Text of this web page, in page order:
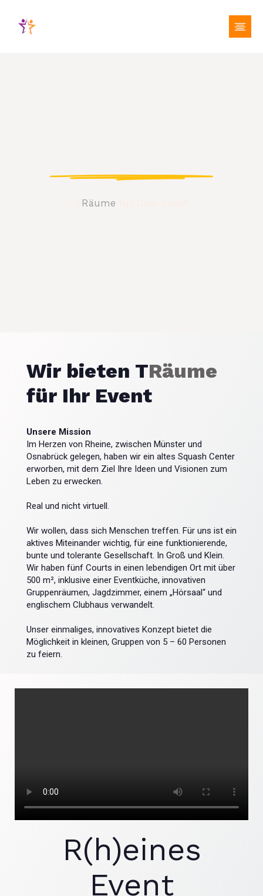
R(h)eines Event
Räume
Wir bieten TRäume
für Ihr Event
Unsere Mission
Im Herzen von Rheine, zwischen Münster und
Osnabrück gelegen, haben wir ein altes Squash Center
erworben, mit dem Ziel Ihre Ideen und Visionen zum
Leben zu erwecken.
Real und nicht virtuell.
Wir wollen, dass sich Menschen treffen. Für uns ist ein
aktives Miteinander wichtig, für eine funktionierende,
bunte und tolerante Gesellschaft. In Groß und Klein.
Wir haben fünf Courts in einen lebendigen Ort mit über
500 m², inklusive einer Eventküche, innovativen
Gruppenräumen, Jagdzimmer, einem „Hörsaal“ und
englischem Clubhaus verwandelt.
Unser einmaliges, innovatives Konzept bietet die
Möglichkeit in kleinen, Gruppen von 5 – 60 Personen
zu feiern.
R(h)eines
Event